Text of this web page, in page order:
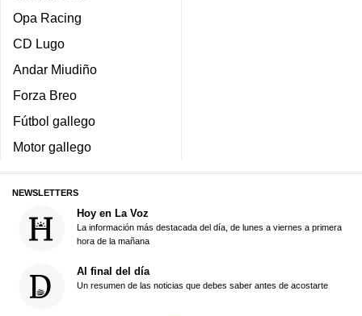
Opa Racing
CD Lugo
Andar Miudiño
Forza Breo
Fútbol gallego
Motor gallego
NEWSLETTERS
Hoy en La Voz
La información más destacada del día, de lunes a viernes a primera
hora de la mañana
Al final del día
Un resumen de las noticias que debes saber antes de acostarte